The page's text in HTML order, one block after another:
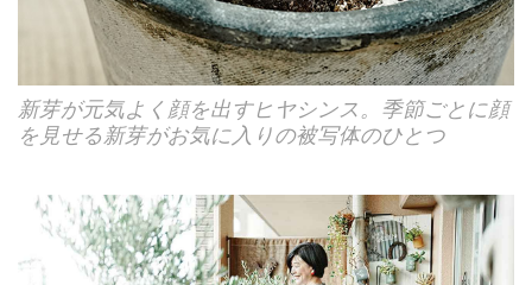
新芽が元気よく顔を出すヒヤシンス。季節ごとに顔
を見せる新芽がお気に入りの被写体のひとつ